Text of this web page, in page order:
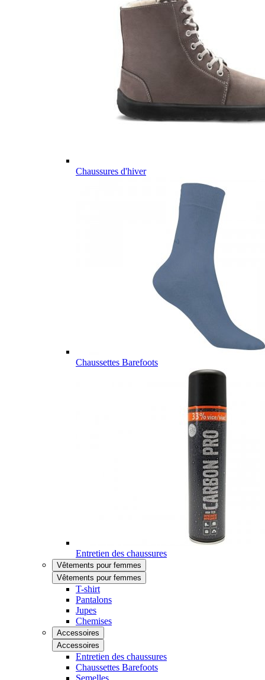
Chaussures d'hiver
Chaussettes Barefoots
Entretien des chaussures
Vêtements pour femmes
Vêtements pour femmes
T-shirt
Pantalons
Jupes
Chemises
Accessoires
Accessoires
Entretien des chaussures
Chaussettes Barefoots
Semelles